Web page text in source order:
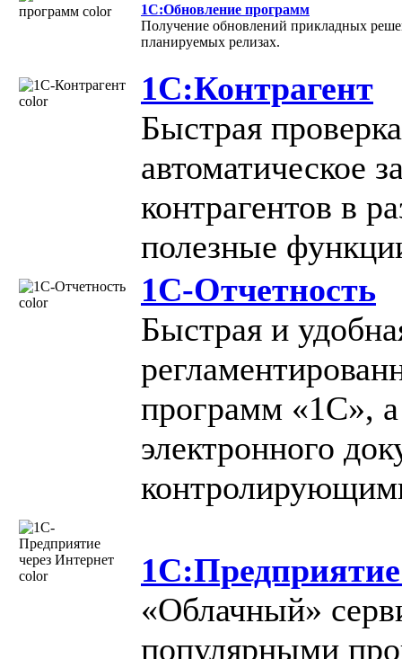
1С:Обновление программ
Получение обновлений прикладных
планируемых релизах.
1С:Контрагент
Быстрая
автоматическое
контрагентов в
полезные
1С-Отчетность
Быстрая и
программ «1С»,
электронного
«Облачный»
популярными